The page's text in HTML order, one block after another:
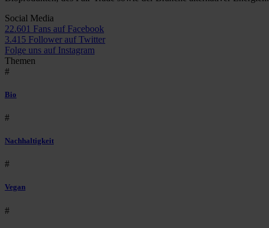
Social Media
22.601 Fans auf Facebook
3.415 Follower auf Twitter
Folge uns auf Instagram
Themen
#
Bio
#
Nachhaltigkeit
#
Vegan
#